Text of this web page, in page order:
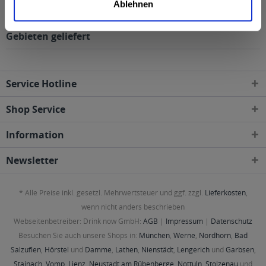
Ablehnen
Pöllinger Radler Naturtrüb 20 x 0,5l wird in den
folgenden Regionen, Städten, Orten und Postleitzahl-
Gebieten geliefert
Service Hotline
Shop Service
Information
Newsletter
* Alle Preise inkl. gesetzl. Mehrwertsteuer und ggf. zzgl. Lieferkosten,
wenn nicht anders beschrieben
Webseitenbetreiber: Drink now GmbH: AGB | Impressum | Datenschutz
Besuchen Sie auch unsere Shops in: München, Werne, Nordhorn, Bad
Salzuflen, Hörstel und Damme, Lathen, Nienstädt, Lengerichund Garbsen,